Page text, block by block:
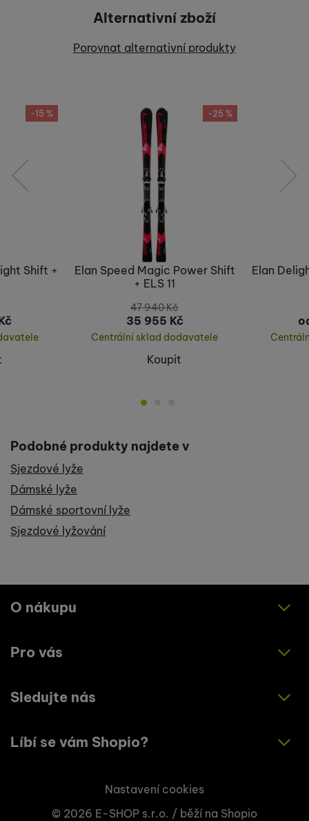
Alternativní zboží
Porovnat alternativní produkty
-25 %
Elan Speed Magic Power Shift
+ ELS 11
47 940Kč
35 955 Kč
Centrální sklad dodavatele
Koupit
Elan
-15 %
Shift +
Podobné produkty najdete v
Sjezdové lyže
Dámské lyže
Dámské sportovní lyže
Sjezdové lyžování
O nákupu
Jak nakupovat
Zásady ochrany osobních údajů
Pro vás
O nás
Sledujte nás
Instagram
Líbí se vám Shopio?
+420 773 033 003
Nastavení cookies
© 2026 E-SHOP s.r.o. / běží na Shopio